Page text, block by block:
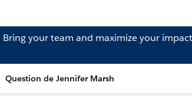
Bring your team and maximize your
Question de Jennifer Marsh